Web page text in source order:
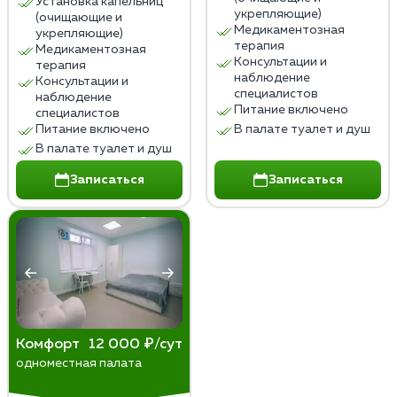
Лечение пивного алкоголизма в домашних условиях
не заменяет профессиональной медицинской и
психологической помощи, которая необходима для
эффективного и безопасного лечения.
(очищающие и
укрепляющие)
Медикаментозная
терапия
Консультации и
наблюдение
специалистов
Питание включено
В палате туалет и душ
Записаться
укрепляющие)
Медикаментозная
терапия
Консультации и
наблюдение
специалистов
Питание включено
В палате туалет и душ
Записаться
Комфорт 12 000 ₽/сут
одноместная палата